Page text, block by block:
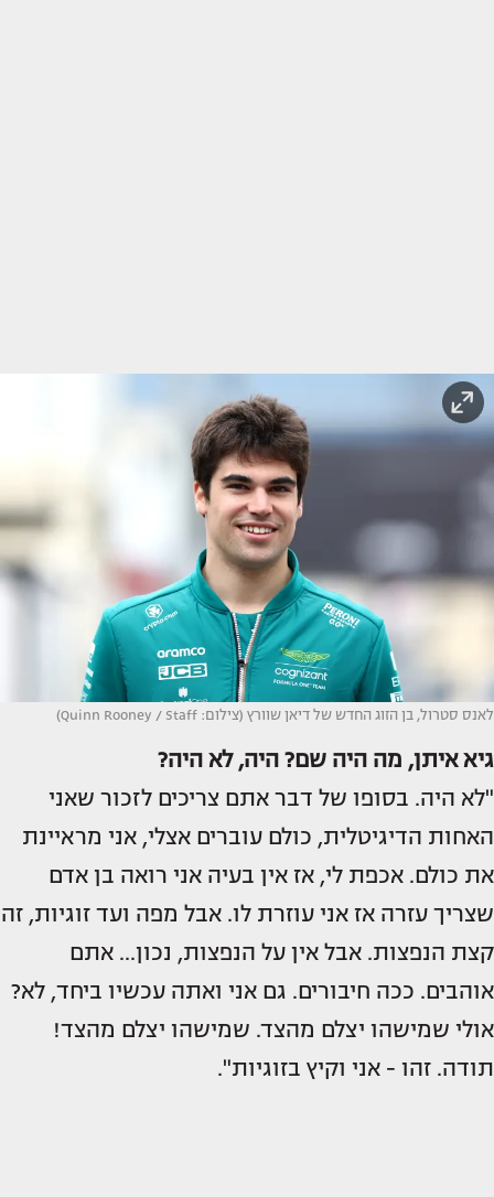
לאנס סטרול, בן הזוג החדש של דיאן שוורץ (צילום: Quinn Rooney / Staff)
גיא איתן, מה היה שם? היה, לא היה?
"לא היה. בסופו של דבר אתם צריכים לזכור שאני
האחות הדיגיטלית, כולם עוברים אצלי, אני מראיינת
את כולם. אכפת לי, אז אין בעיה אני רואה בן אדם
שצריך עזרה אז אני עוזרת לו. אבל מפה ועד זוגיות, זה
קצת הנפצות. אבל אין על הנפצות, נכון... אתם
אוהבים. ככה חיבורים. גם אני ואתה עכשיו ביחד, לא?
אולי שמישהו יצלם מהצד. שמישהו יצלם מהצד!
תודה. זהו - אני וקיץ בזוגיות".